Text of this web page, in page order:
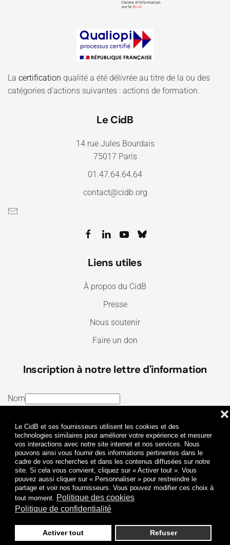
Le CidB et ses fournisseurs utilisent les cookies et des
technologies similaires pour améliorer votre expérience et mesurer
vos interactions avec notre site internet et nos services. Nous
pouvons ainsi vous fournir des informations pertinentes dans le
cadre de vos recherches et dans les contenus diffusées sur notre
site. Si cela vous convient, cliquez sur « Activer tout ». Vous
pouvez aussi cliquer sur « Personnaliser » pour restreindre le
partage et voir nos fournisseurs. Vous pouvez modifier ces choix à
tout moment. Politique des cookies
Politique de confidentialité
Activer tout Refuser
❌
La certification qualité a été délivrée au titre de la ou des
catégories d'actions suivantes : actions de formation.
Le CidB
14 rue Jules Bourdais
75017 Paris
01.47.64.64.64
contact@cidb.org
Liens utiles
À propos du CidB
Presse
Nous soutenir
Faire un don
Inscription à notre lettre d'information
Nom
J’ai lu et j’accepte lesTermes et conditionset la
Politique de confidentialité
Je m'abonne